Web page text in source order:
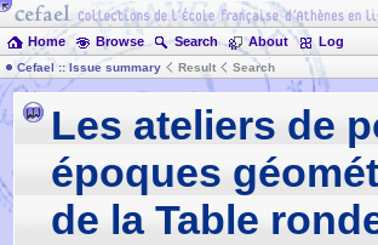
Home Browse Search About Log
Cefael :: Issue summary Result Search
Les ateliers de
époques
de la Table